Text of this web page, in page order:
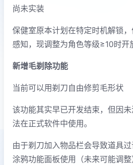
尚未实装
保健室原本计划在特定时机解锁
感知，现调整为角色等级≥10时开
新增毛剃除功能
当前可以用剃刀自由修剪毛形状
该功能其实早已开发结束，但因
法在正式软件中使用。
由于剃刀加入物品栏会导致道具
涂鸦功能面板使用（未来可能调整